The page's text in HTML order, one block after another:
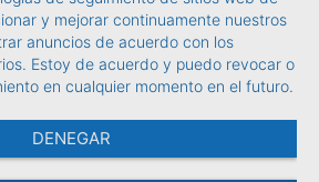
y mejorar continuamente nuestros
anuncios de acuerdo con los
Estoy de acuerdo y puedo revocar o
en cualquier momento en el futuro.
DENEGAR